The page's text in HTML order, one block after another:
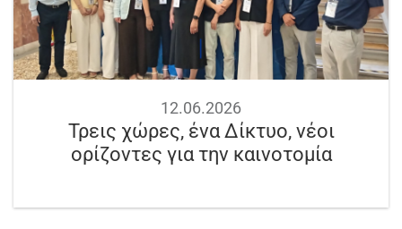
12.06.2026
Τρεις χώρες, ένα Δίκτυο, νέοι
ορίζοντες για την καινοτομία